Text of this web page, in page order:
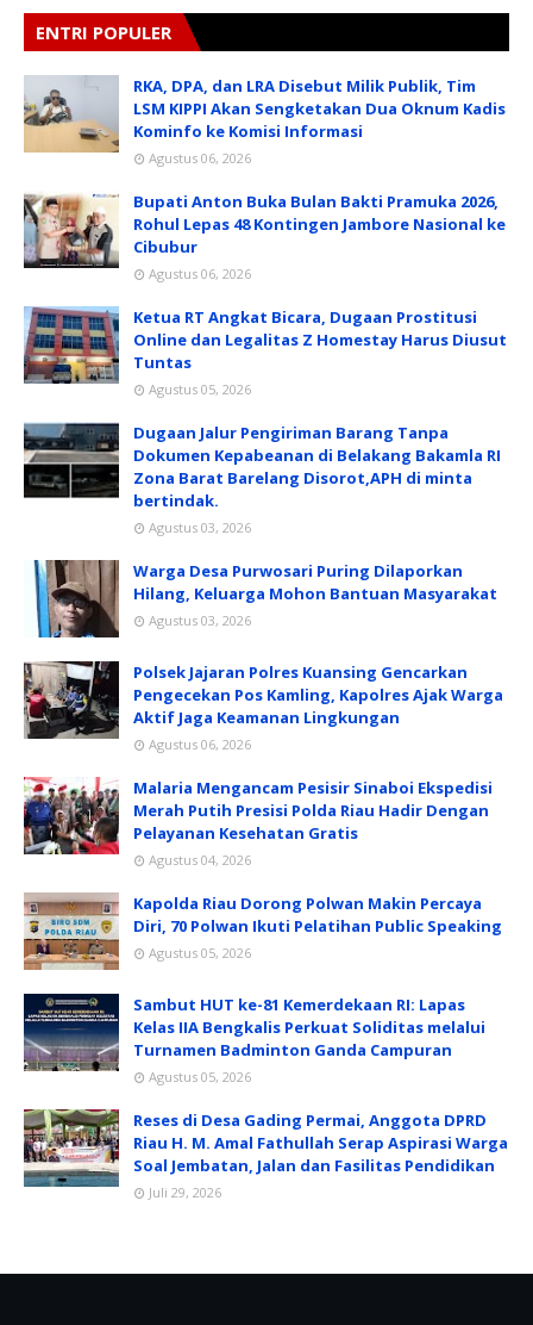
ENTRI POPULER
RKA, DPA, dan LRA Disebut Milik Publik, Tim
LSM KIPPI Akan Sengketakan Dua Oknum Kadis
Kominfo ke Komisi Informasi
Agustus 06, 2026
Bupati Anton Buka Bulan Bakti Pramuka 2026,
Rohul Lepas 48 Kontingen Jambore Nasional ke
Cibubur
Agustus 06, 2026
Ketua RT Angkat Bicara, Dugaan Prostitusi
Online dan Legalitas Z Homestay Harus Diusut
Tuntas
Agustus 05, 2026
Dugaan Jalur Pengiriman Barang Tanpa
Dokumen Kepabeanan di Belakang Bakamla RI
Zona Barat Barelang Disorot,APH di minta
bertindak.
Agustus 03, 2026
Warga Desa Purwosari Puring Dilaporkan
Hilang, Keluarga Mohon Bantuan Masyarakat
Agustus 03, 2026
Polsek Jajaran Polres Kuansing Gencarkan
Pengecekan Pos Kamling, Kapolres Ajak Warga
Aktif Jaga Keamanan Lingkungan
Agustus 06, 2026
Malaria Mengancam Pesisir Sinaboi Ekspedisi
Merah Putih Presisi Polda Riau Hadir Dengan
Pelayanan Kesehatan Gratis
Agustus 04, 2026
Kapolda Riau Dorong Polwan Makin Percaya
Diri, 70 Polwan Ikuti Pelatihan Public Speaking
Agustus 05, 2026
Sambut HUT ke-81 Kemerdekaan RI: Lapas
Kelas IIA Bengkalis Perkuat Soliditas melalui
Turnamen Badminton Ganda Campuran
Agustus 05, 2026
Reses di Desa Gading Permai, Anggota DPRD
Riau H. M. Amal Fathullah Serap Aspirasi Warga
Soal Jembatan, Jalan dan Fasilitas Pendidikan
Juli 29, 2026